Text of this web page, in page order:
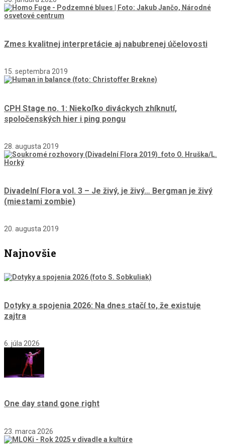
Zmes kvalitnej interpretácie aj nabubrenej účelovosti
15. septembra 2019
CPH Stage no. 1: Niekoľko diváckych zhíknutí,
spoločenských hier i ping pongu
28. augusta 2019
Divadelní Flora vol. 3 – Je živý, je živý… Bergman je živý
(miestami zombie)
20. augusta 2019
Najnovšie
Dotyky a spojenia 2026: Na dnes stačí to, že existuje
zajtra
6. júla 2026
One day stand gone right
23. marca 2026